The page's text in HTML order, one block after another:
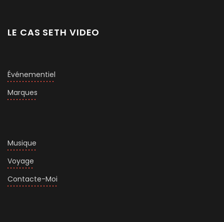
LE CAS SETH VIDEO
Événementiel
Marques
Musique
Voyage
Contacte-Moi